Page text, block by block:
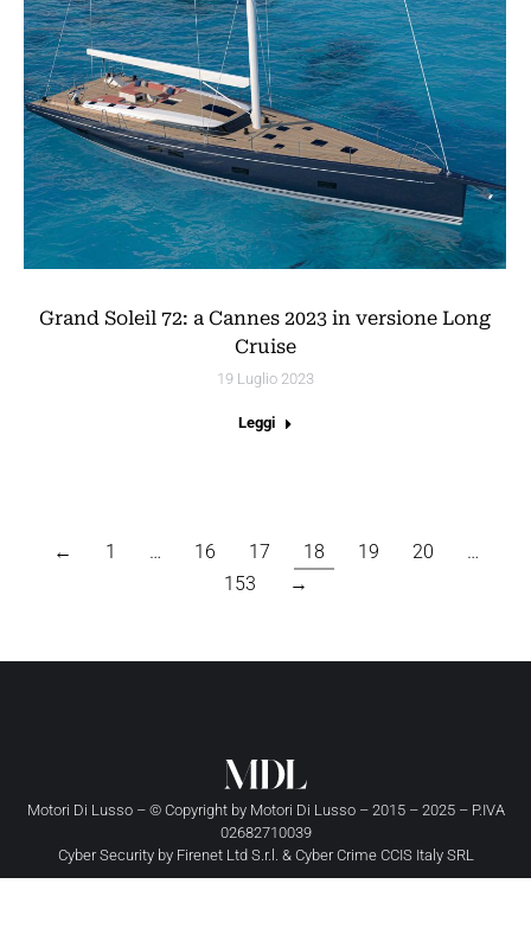
Grand Soleil 72: a Cannes 2023 in versione Long
Cruise
19 Luglio 2023
Leggi
← 1 … 16 17 18 19 20
…
153
→
Motori Di Lusso – © Copyright by Motori Di Lusso– 2015 – 2025 – P.IVA
02682710039
Cyber Security by Firenet Ltd S.r.l. & Cyber Crime CCIS Italy SRL